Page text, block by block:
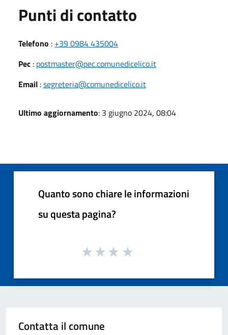
Punti di contatto
Telefono : +39 0984 435004
Pec : postmaster@pec.comunedicelico.it
Email :segreteria@comunedicelico.it
Ultimo aggiornamento: 3 giugno 2024, 08:04
Quanto sono chiare le informazioni
su questa pagina?
Contatta il comune